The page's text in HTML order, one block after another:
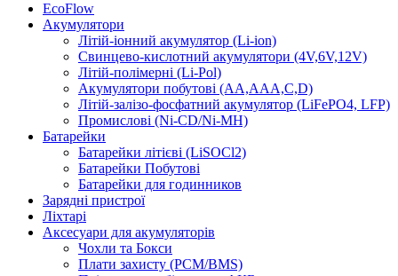
EcoFlow
Акумулятори
Літій-іонний акумулятор (Li-ion)
Свинцево-кислотний акумулятори (4V,6V,12V)
Літій-полімерні (Li-Pol)
Акумулятори побутові (AA,AAA,C,D)
Літій-залізо-фосфатний акумулятор (LiFePO4, LFP)
Промислові (Ni-CD/Ni-MH)
Батарейки
Батарейки літієві (LiSOCl2)
Батарейки Побутові
Батарейки для годинников
Зарядні пристрої
Ліхтарі
Аксесуари для акумуляторів
Чохли та Бокси
Плати захисту (PCM/BMS)